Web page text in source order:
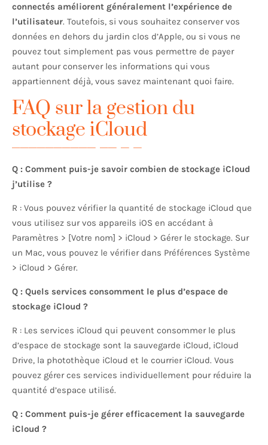
connectés améliorent généralement l’expérience de
l’utilisateur. Toutefois, si vous souhaitez conserver vos
données en dehors du jardin clos d’Apple, ou si vous ne
pouvez tout simplement pas vous permettre de payer
autant pour conserver les informations qui vous
appartiennent déjà, vous savez maintenant quoi faire.
FAQ sur la gestion du
stockage iCloud
Q : Comment puis-je savoir combien de stockage iCloud
j’utilise ?
R : Vous pouvez vérifier la quantité de stockage iCloud que
vous utilisez sur vos appareils iOS en accédant à
Paramètres > [Votre nom] > iCloud > Gérer le stockage. Sur
un Mac, vous pouvez le vérifier dans Préférences Système
> iCloud > Gérer.
Q : Quels services consomment le plus d’espace de
stockage iCloud ?
R : Les services iCloud qui peuvent consommer le plus
d’espace de stockage sont la sauvegarde iCloud, iCloud
Drive, la photothèque iCloud et le courrier iCloud. Vous
pouvez gérer ces services individuellement pour réduire la
quantité d’espace utilisé.
Q : Comment puis-je gérer efficacement la sauvegarde
iCloud ?